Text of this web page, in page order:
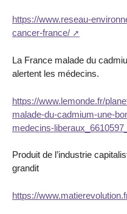
https://www.reseau-
cancer-france/
La France malade du
alertent les médecins.
https://www.lemonde.fr/
malade-du-cadmium-une-
medecins-
Produit de l’industrie
grandit
https://